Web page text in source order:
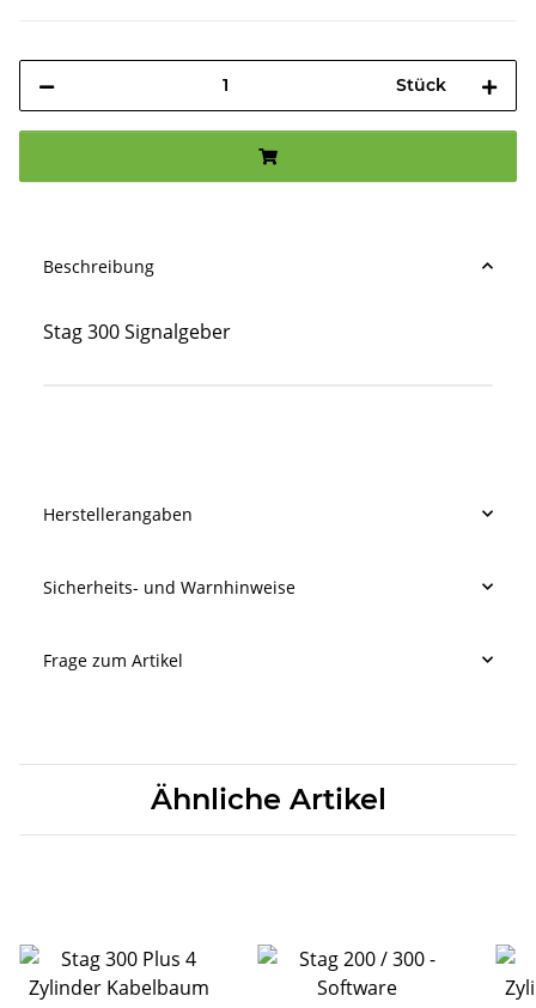
Stück
Beschreibung
Stag 300 Signalgeber
Herstellerangaben
Sicherheits- und Warnhinweise
Frage zum Artikel
Ähnliche Artikel